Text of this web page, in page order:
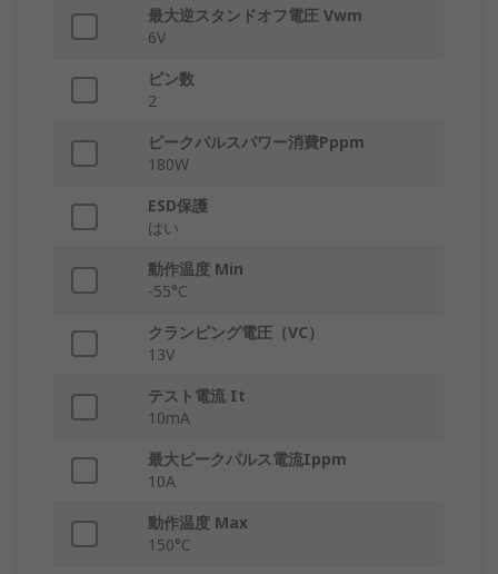
最大逆スタンドオフ電圧 Vwm
6V
ピン数
2
ピークパルスパワー消費Pppm
180W
ESD保護
はい
動作温度 Min
-55°C
クランピング電圧（VC）
13V
テスト電流 It
10mA
最大ピークパルス電流Ippm
10A
動作温度 Max
150°C